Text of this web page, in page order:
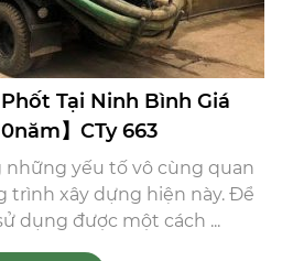
Tại Ninh Bình Giá
】CTy 663
yếu tố vô cùng quan
trình xây dựng hiện này. Để
dụng được một cách ...